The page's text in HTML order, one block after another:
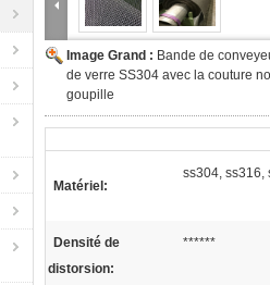
Image Grand : Bande de
de verre SS304 avec la couture
goupille
Matériel:
ss304, ss316,
Densité de
distorsion:
******